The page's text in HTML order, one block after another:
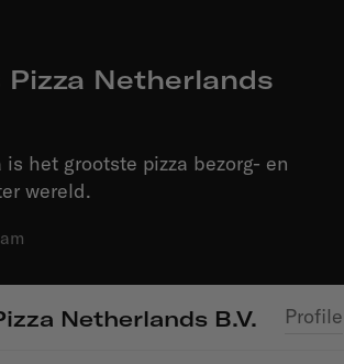
Pizza Netherlands
is het grootste pizza bezorg- en
wereld.
Netherlands B.V. Profile